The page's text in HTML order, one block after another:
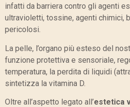
infatti da barriera contro gli agenti
ultravioletti, tossine, agenti chimici,
pericolosi.
La pelle, l’organo più esteso del
funzione protettiva e sensoriale,
temperatura, la perdita di liquidi
sintetizza la vitamina D.
Oltre all’aspetto legato all’estetica